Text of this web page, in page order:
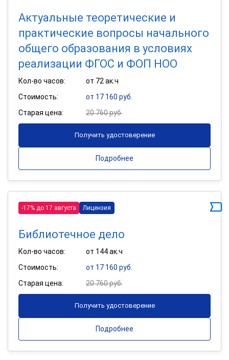
Актуальные теоретические и
практические вопросы начального
общего образования в условиях
реализации ФГОС и ФОП НОО
Кол-во часов:
от 72 ак.ч
Стоимость:
от 17 160 руб.
Старая цена:
20 760 руб.
Получить удостоверение
Подробнее
-17% до 17 августа Лицензия
Библиотечное дело
Кол-во часов:
от 144 ак.ч
Стоимость:
от 17 160 руб.
Старая цена:
20 760 руб.
Получить удостоверение
Подробнее